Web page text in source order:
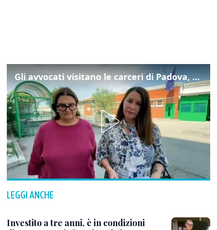
Gli avvocati visitano le carceri di Padova, ecco cosa hanno trovato
LEGGI ANCHE
Investito a tre anni, è in condizioni